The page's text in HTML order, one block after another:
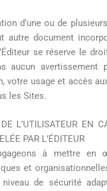
d’une ou de
autre document
se réserve le
aucun avertissement
votre usage et accès
les Sites.
DE L’UTILISATEUR EN
PAR L’ÉDITEUR
à mettre en
et
de sécurité